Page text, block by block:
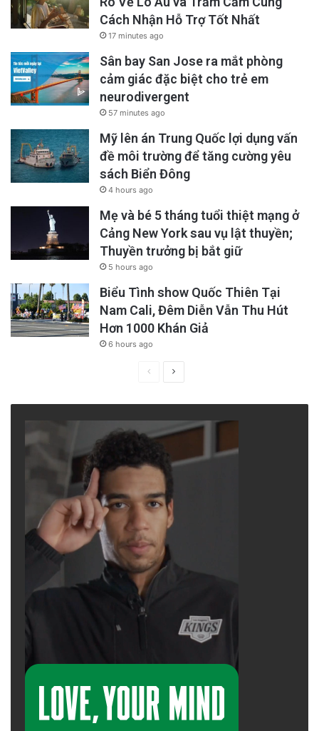
Cách Nhận Hỗ Trợ Tốt Nhất
17 minutes ago
Sân bay San Jose ra mắt phòng
cảm giác đặc biệt cho trẻ em
neurodivergent
57 minutes ago
Mỹ lên án Trung Quốc lợi dụng vấn
đề môi trường để tăng cường yêu
sách Biển Đông
4 hours ago
Mẹ và bé 5 tháng tuổi thiệt mạng ở
Cảng New York sau vụ lật thuyền;
Thuyền trưởng bị bắt giữ
5 hours ago
Biểu Tình show Quốc Thiên Tại
Nam Cali, Đêm Diễn Vẫn Thu Hút
Hơn 1000 Khán Giả
6 hours ago
PreviousNext